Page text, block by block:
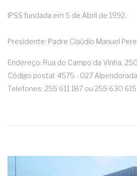
IPSS fundada em 5 de Abril de 1992.
Presidente: Padre Claúdio Manuel
Endereço: Rua do Campo da Vinha, 250
Código postal: 4575 - 027
Telefones: 255 611 187 ou 255 630 615